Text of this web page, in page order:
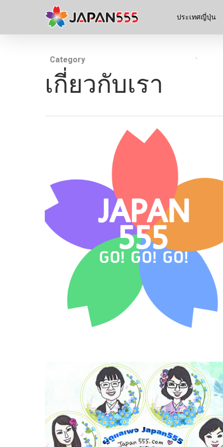
ประเทศญี่ปุ่น
Category
เกี่ยวกับเรา